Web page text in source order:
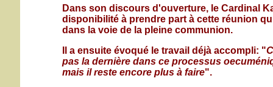
Dans son discours d'ouverture, le Cardinal
disponibilité à prendre part à cette réunion
dans la voie de la pleine communion.
Il a ensuite évoqué le travail déjà accompli: "
pas la dernière dans ce processus
mais il reste encore plus à faire".